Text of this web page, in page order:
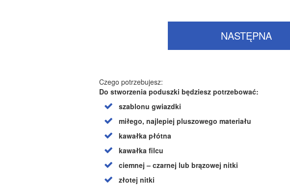
NASTĘPNA
Czego potrzebujesz:
Do stworzenia poduszki będziesz potrzebować:
szablonu gwiazdki
miłego, najlepiej pluszowego materiału
kawałka płótna
kawałka filcu
ciemnej – czarnej lub brązowej nitki
złotej nitki